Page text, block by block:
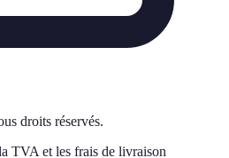
droits réservés.
TVA et les frais de livraison